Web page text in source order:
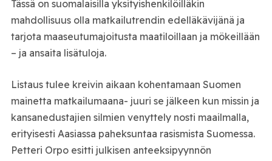
Tässä on suomalaisilla yksityishenkilöilläkin
mahdollisuus olla matkailutrendin edelläkävijänä ja
tarjota maaseutumajoitusta maatiloillaan ja mökeillään
– ja ansaita lisätuloja.
Listaus tulee kreivin aikaan kohentamaan Suomen
mainetta matkailumaana- juuri se jälkeen kun missin ja
kansanedustajien silmien venyttely nosti maailmalla,
erityisesti Aasiassa paheksuntaa rasismista Suomessa.
Petteri Orpo esitti julkisen anteeksipyynnön